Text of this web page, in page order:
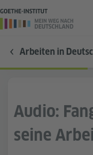
Arbeiten in
Audio:
seine